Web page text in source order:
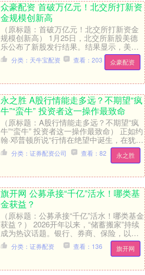
众豪配资 首破万亿元！北交所打新资
金规模创新高
（原标题：首破万亿元！北交所打新资金
规模创新高） 1月25日，北交所新股美德
乐公布了新股发行结果。结果显示，美德
乐的新股网上有效申购金额高达10588.6亿
元，....
众豪配资
分类：天牛宝配资 查看：203
永之胜 A股行情能走多远？不期望“疯
牛”“蛮牛” 投资者这一操作最致命
（原标题：A股行情能走多远？不期望“疯
牛”“蛮牛” 投资者这一操作最致命） 正如约
翰·邓普顿所说“行情在绝望中诞生，在犹疑
中成长，在乐观中成熟，在疯狂中结
束”，....
永之胜
分类：证券配资公司 查看：82
旗开网 公募承接“千亿”活水！哪类基
金获益？
（原标题：公募承接“千亿”活水！哪类基金
获益？） 2026开年以来，“储蓄搬家”持续
成为热议话题。银行、券商、保险，以及
理财、基金，都对这块“增量活水”表现出
极....
旗开网
分类：证券配资 查看：136